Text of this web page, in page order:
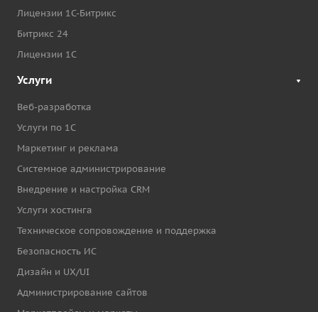
Лицензии 1С-Битрикс
Битрикс 24
Лицензии 1С
Услуги
Веб-разработка
Услуги по 1С
Маркетинг и реклама
Системное администрирование
Внедрение и настройка CRM
Услуги хостинга
Техническое сопровождение и поддержка
Безопасность ИС
Дизайн и UX/UI
Администрирование сайтов